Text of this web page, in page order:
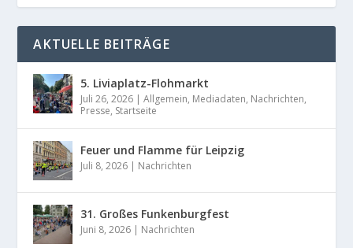
AKTUELLE BEITRÄGE
5. Liviaplatz-Flohmarkt
Juli 26, 2026 |Allgemein, Mediadaten, Nachrichten,
Presse, Startseite
Feuer und Flamme für Leipzig
Juli 8, 2026 | Nachrichten
31. Großes Funkenburgfest
Juni 8, 2026 | Nachrichten